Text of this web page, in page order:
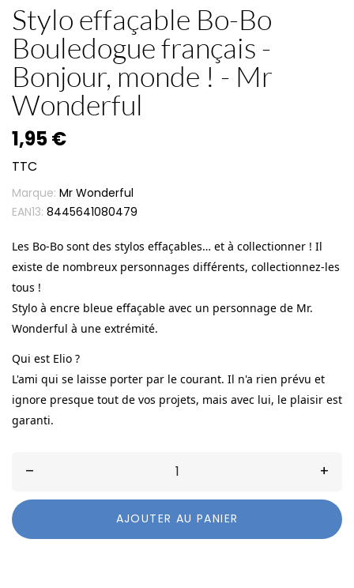
Stylo effaçable Bo-Bo
Bouledogue français -
Bonjour, monde ! - Mr
Wonderful
1,95 €
TTC
Marque: Mr Wonderful
EAN13: 8445641080479
Les Bo-Bo sont des stylos effaçables… et à collectionner ! Il
existe de nombreux personnages différents, collectionnez-les
tous !
Stylo à encre bleue effaçable avec un personnage de Mr.
Wonderful à une extrémité.
Qui est Elio ?
L'ami qui se laisse porter par le courant. Il n'a rien prévu et
ignore presque tout de vos projets, mais avec lui, le plaisir est
garanti.
– +
AJOUTER AU PANIER